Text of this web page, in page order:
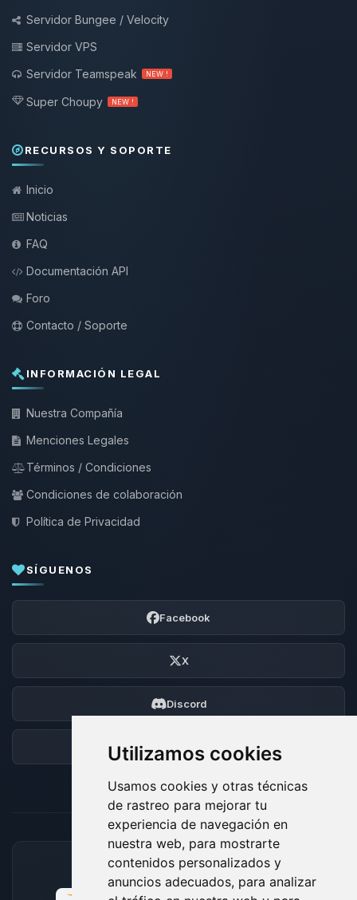
Utilizamos cookies
Usamos cookies y otras técnicas
de rastreo para mejorar tu
experiencia de navegación en
nuestra web, para mostrarte
contenidos personalizados y
anuncios adecuados, para analizar
Servidor Bungee / Velocity
Servidor VPS
Servidor Teamspeak
NEW !
Super Choupy NEW !
RECURSOS Y SOPORTE
Inicio
Noticias
FAQ
Documentación API
Foro
Contacto / Soporte
INFORMACIÓN LEGAL
Nuestra Compañía
Menciones Legales
Términos / Condiciones
Condiciones de colaboración
Política de Privacidad
SÍGUENOS
Facebook
X
Discord
Foro
MÉTODOS DE PAGO ACEPTADOS